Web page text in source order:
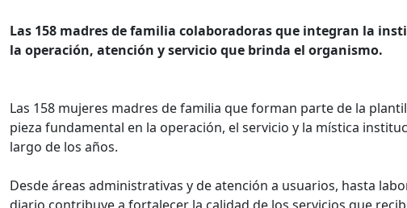
Las 158 madres de familia colaboradoras que integran la
la operación, atención y servicio que brinda el organismo.
Las 158 mujeres madres de familia que forman parte de la
pieza fundamental en la operación, el servicio y la mística
largo de los años.
Desde áreas administrativas y de atención a usuarios, hasta